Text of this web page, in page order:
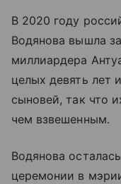
В 2020 году
Водянова вышла
миллиардера
целых девять лет
сыновей, так что
чем взвешенным.
Водянова
церемонии в